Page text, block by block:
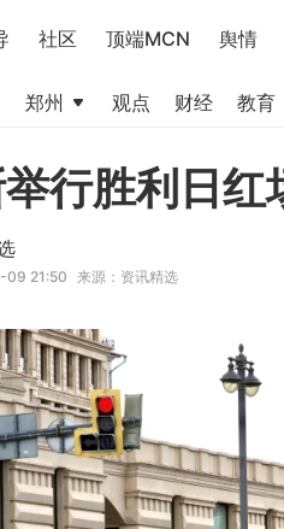
社区 顶端MCN 舆情
郑州 观点 财经 教育
行胜利日红
21:50 来源：资讯精选